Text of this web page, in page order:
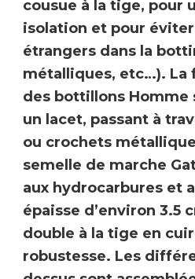
cousue à la tige, pour
isolation et pour
étrangers dans la
métalliques, etc…). La
des bottillons Homme
un lacet, passant à
ou crochets
semelle de marche
aux hydrocarbures et
épaisse d’environ 3.5
double à la tige en
robustesse. Les